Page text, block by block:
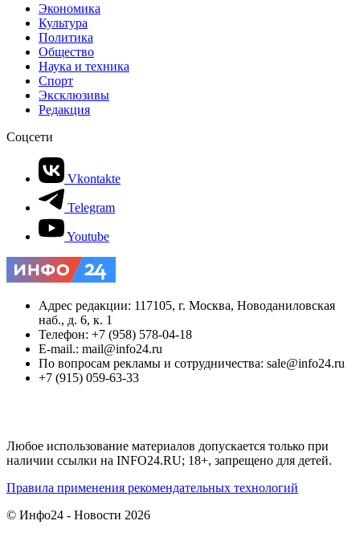
Экономика
Культура
Политика
Общество
Наука и техника
Спорт
Эксклюзивы
Редакция
Соцсети
Vkontakte
Telegram
Youtube
Адрес редакции: 117105, г. Москва, Новоданиловская
наб., д. 6, к. 1
Телефон: +7 (958) 578-04-18
E-mail.: mail@info24.ru
По вопросам рекламы и сотрудничества: sale@info24.ru
+7 (915) 059-63-33
Любое использование материалов допускается только при
наличии ссылки на INFO24.RU; 18+, запрещено для детей.
Правила применения рекомендательных технологий
© Инфо24 - Новости 2026